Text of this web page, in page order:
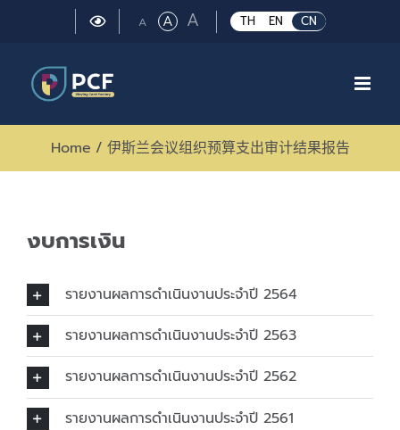
TH EN CN
A Small
ARegular
ALarge
font
Home / 伊斯兰会议组织预算支出审计结果报告
งบการเงิน
รายงานผลการดำเนินงานประจำปี 2564
รายงานผลการดำเนินงานประจำปี 2563
รายงานผลการดำเนินงานประจำปี 2562
รายงานผลการดำเนินงานประจำปี 2561